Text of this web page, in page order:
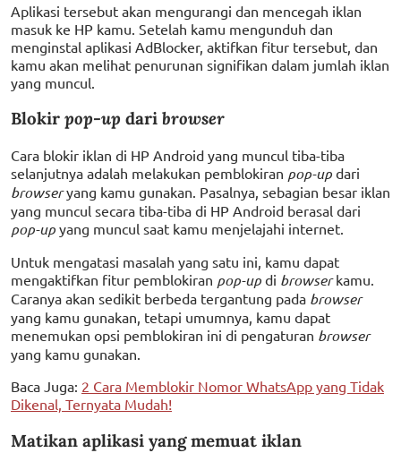
Aplikasi tersebut akan mengurangi dan mencegah iklan
masuk ke HP kamu. Setelah kamu mengunduh dan
menginstal aplikasi AdBlocker, aktifkan fitur tersebut, dan
kamu akan melihat penurunan signifikan dalam jumlah iklan
yang muncul.
Blokir pop-up dari browser
Cara blokir iklan di HP Android yang muncul tiba-tiba
selanjutnya adalah melakukan pemblokiran pop-up dari
browseryang kamu gunakan. Pasalnya, sebagian besar iklan
yang muncul secara tiba-tiba di HP Android berasal dari
pop-up yang muncul saat kamu menjelajahi internet.
Untuk mengatasi masalah yang satu ini, kamu dapat
mengaktifkan fitur pemblokiran pop-up di browserkamu.
Caranya akan sedikit berbeda tergantung pada browser
yang kamu gunakan, tetapi umumnya, kamu dapat
menemukan opsi pemblokiran ini di pengaturan browser
yang kamu gunakan.
Baca Juga: 2 Cara Memblokir Nomor WhatsApp yang Tidak
Dikenal, Ternyata Mudah!
Matikan aplikasi yang memuat iklan